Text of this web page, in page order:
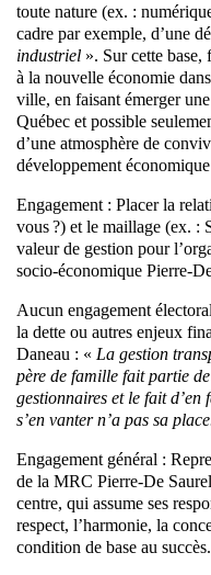
toute nature (ex. :
cadre par exemple, d’une
industriel ». Sur cette base,
à la nouvelle économie
ville, en faisant émerger
Québec et possible
d’une atmosphère de
développement
Engagement : Placer la
vous ?) et le maillage (ex. :
valeur de gestion pour
socio-économique Pierre-
Aucun engagement
la dette ou autres enjeux
Daneau : « La gestion
père de famille fait partie
gestionnaires et le fait
s’en vanter n’a pas sa
Engagement général :
de la MRC Pierre-De
centre, qui assume ses
respect, l’harmonie, la
condition de base au succès.